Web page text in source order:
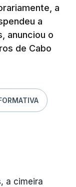
a
a
anunciou o
de Cabo
a cimeira